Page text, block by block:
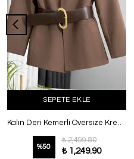
SEPETE EKLE
Kalın Deri Kemerli Oversıze Krep Ceket Kahve
%50
₺ 2,499.80
₺ 1,249.90